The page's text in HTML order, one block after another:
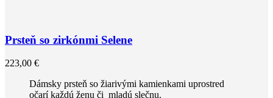
Prsteň so zirkónmi Selene
223,00 €
Dámsky prsteň so žiarivými kamienkami uprostred
očarí každú ženu či mladú slečnu.